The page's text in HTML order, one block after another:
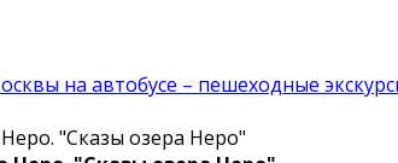
на автобусе – пешеходные
"Сказы озера Неро"